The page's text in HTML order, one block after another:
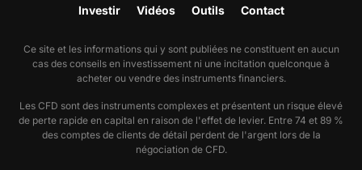
Investir Vidéos Outils Contact
Ce site et les informations qui y sont publiées ne constituent en aucun
cas des conseils en investissement ni une incitation quelconque à
acheter ou vendre des instruments financiers.
Les CFD sont des instruments complexes et présentent un risque élevé
de perte rapide en capital en raison de l'effet de levier. Entre 74 et 89 %
des comptes de clients de détail perdent de l'argent lors de la
négociation de CFD.